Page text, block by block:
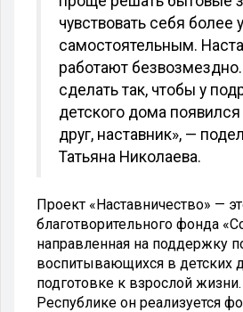
чувствовать себя более
самостоятельным.
работают
сделать так, чтобы у
детского дома
друг, наставник», —
Татьяна Николаева.
Проект «Наставничество» —
благотворительного фонда
направленная на поддержку
воспитывающихся в детских
подготовке к взрослой
Республике он реализуется